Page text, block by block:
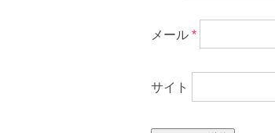
メール *
サイト